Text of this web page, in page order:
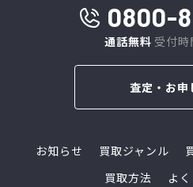
0800-
通話無料 受付
査定・お申
お知らせ 買取ジャンル
買取方法
よ